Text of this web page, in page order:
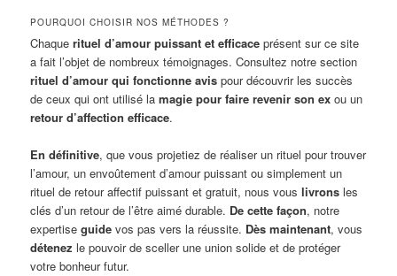
POURQUOI CHOISIR NOS MÉTHODES ?
Chaquerituel d’amour puissant et efficace présent sur ce site
a fait l’objet de nombreux témoignages. Consultez notre section
rituel d’amour qui fonctionne avis pour découvrir les succès
de ceux qui ont utilisé lamagie pour faire revenir son ex ou un
retour d’affection efficace.
En définitive, que vous projetiez de réaliser un rituel pour trouver
l’amour, un envoûtement d’amour puissant ou simplement un
rituel de retour affectif puissant et gratuit, nous vouslivrons les
clés d’un retour de l’être aimé durable. De cette façon, notre
expertiseguide vos pas vers la réussite. Dès maintenant, vous
détenez le pouvoir de sceller une union solide et de protéger
votre bonheur futur.